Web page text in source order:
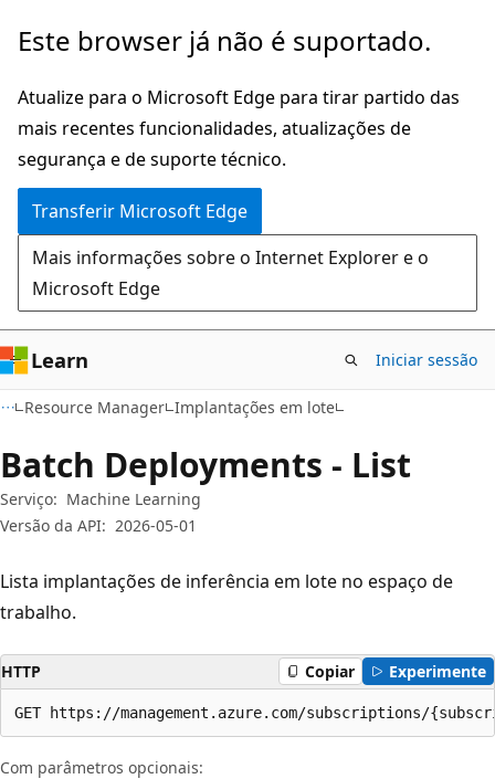
Saltar
o
conteúdo
principal
Saltar
a
navegação
na
página
Este browser já não é suportado.
Atualize para o Microsoft Edge para tirar partido das
mais recentes funcionalidades, atualizações de
segurança e de suporte técnico.
Transferir Microsoft Edge
Mais informações sobre o Internet Explorer e o
Microsoft Edge
Learn Iniciar sessão
Resource Manager Implantações em lote
Batch Deployments - List
Serviço: Machine Learning
Versão da API: 2026-05-01
Lista implantações de inferência em lote no espaço de
trabalho.
HTTP Copiar Experimente
GET https://management.azure.com/subscriptions/
Com parâmetros opcionais: